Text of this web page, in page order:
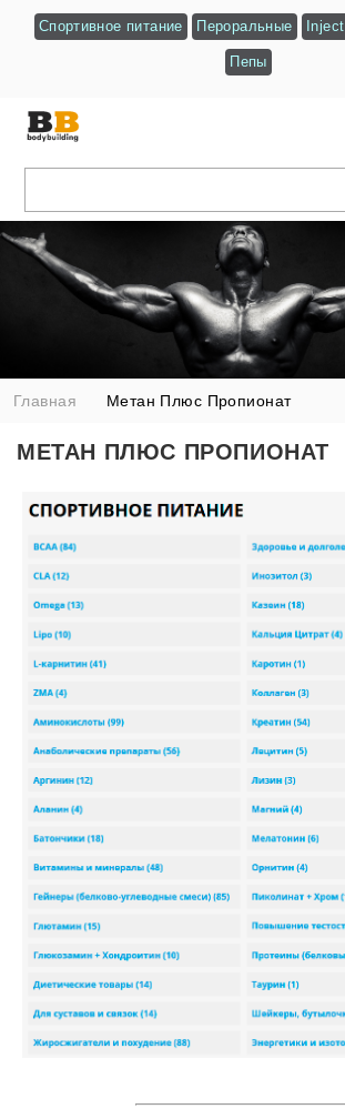
Спортивное питание Пероральные Inject
Пепы
Главная Метан Плюс Пропионат
МЕТАН ПЛЮС ПРОПИОНАТ